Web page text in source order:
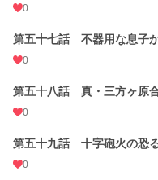
0
第五十七話 不器用な息子
0
第五十八話 真・三方ヶ原
0
第五十九話 十字砲火の恐
0